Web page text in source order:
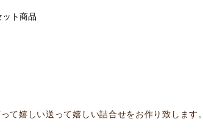
ット商品
て嬉しい送って嬉しい詰合せをお作り致します。